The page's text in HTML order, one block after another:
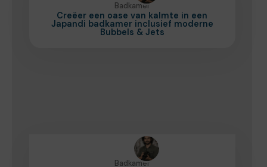
Badkamer
Creëer een oase van kalmte in een
Japandi badkamer inclusief moderne
Bubbels & Jets
Badkamer